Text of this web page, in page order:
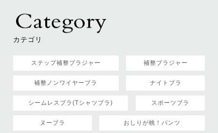
カテゴリ
ステップ補整ブラジャー 補整ブラジャー
補整ノンワイヤーブラ ナイトブラ
シームレスブラ(Tシャツブラ) スポーツブラ
ヌーブラ おしりが桃！パンツ